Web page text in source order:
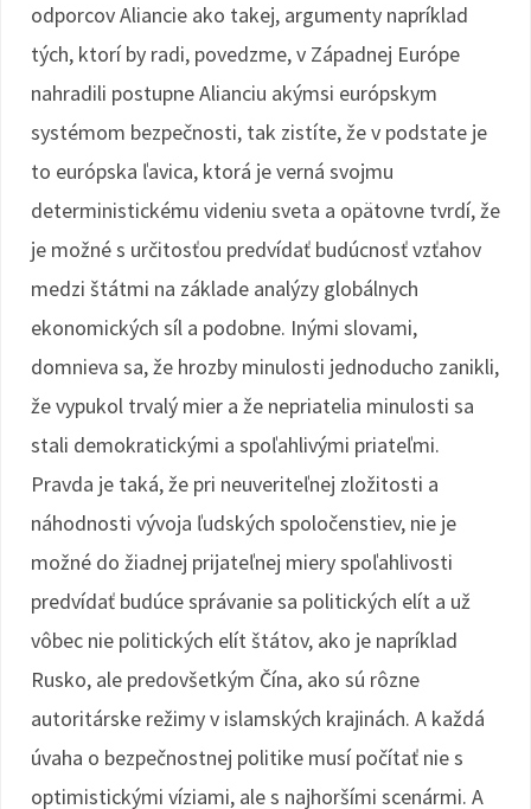
odporcov Aliancie ako takej, argumenty napríklad
tých, ktorí by radi, povedzme, v Západnej Európe
nahradili postupne Alianciu akýmsi európskym
systémom bezpečnosti, tak zistíte, že v podstate je
to európska ľavica, ktorá je verná svojmu
deterministickému videniu sveta a opätovne tvrdí, že
je možné s určitosťou predvídať budúcnosť vzťahov
medzi štátmi na základe analýzy globálnych
ekonomických síl a podobne. Inými slovami,
domnieva sa, že hrozby minulosti jednoducho zanikli,
že vypukol trvalý mier a že nepriatelia minulosti sa
stali demokratickými a spoľahlivými priateľmi.
Pravda je taká, že pri neuveriteľnej zložitosti a
náhodnosti vývoja ľudských spoločenstiev, nie je
možné do žiadnej prijateľnej miery spoľahlivosti
predvídať budúce správanie sa politických elít a už
vôbec nie politických elít štátov, ako je napríklad
Rusko, ale predovšetkým Čína, ako sú rôzne
autoritárske režimy v islamských krajinách. A každá
úvaha o bezpečnostnej politike musí počítať nie s
optimistickými víziami, ale s najhoršími scenármi. A